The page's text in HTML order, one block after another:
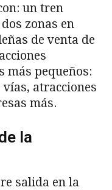
un tren
zonas en
de venta de
más pequeños:
atracciones
más.
la
salida en la